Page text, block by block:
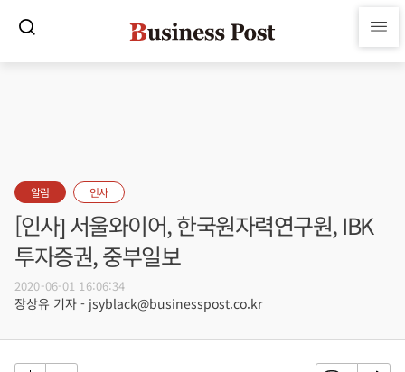
알림 인사
[인사] 서울와이어, 한국원자력연구원, IBK
투자증권, 중부일보
2020-06-01 16:06:34
장상유 기자 - jsyblack@businesspost.co.kr